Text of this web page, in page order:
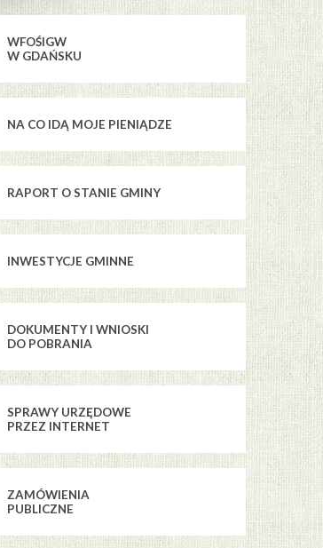
WFOŚIGW
W GDAŃSKU
NA CO IDĄ MOJE PIENIĄDZE
RAPORT O STANIE GMINY
INWESTYCJE GMINNE
DOKUMENTY I WNIOSKI
DO POBRANIA
SPRAWY URZĘDOWE
PRZEZ INTERNET
ZAMÓWIENIA
PUBLICZNE